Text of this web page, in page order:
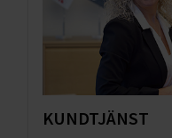
KUNDTJÄNST